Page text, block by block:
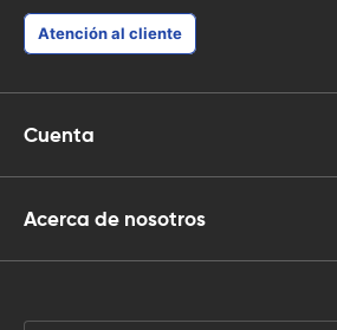
Atención al cliente
Cuenta
Acerca de nosotros